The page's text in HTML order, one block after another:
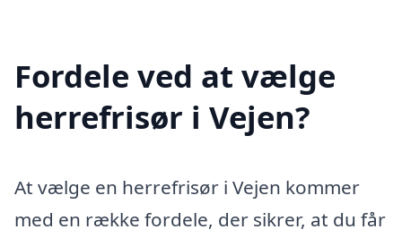
Fordele ved at vælge
herrefrisør i Vejen?
At vælge en herrefrisør i Vejen kommer
med en række fordele, der sikrer, at du får